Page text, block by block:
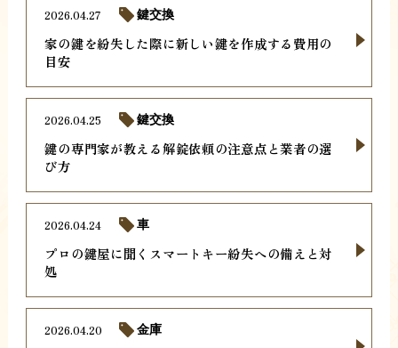
家の鍵を紛失した際に新しい鍵を作成する費用の
目安
2026.04.27 鍵交換
鍵の専門家が教える解錠依頼の注意点と業者の選
び方
2026.04.25 鍵交換
プロの鍵屋に聞くスマートキー紛失への備えと対
処
2026.04.24 車
2026.04.20 金庫